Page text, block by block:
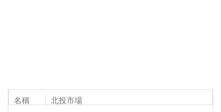
名稱
北投市場